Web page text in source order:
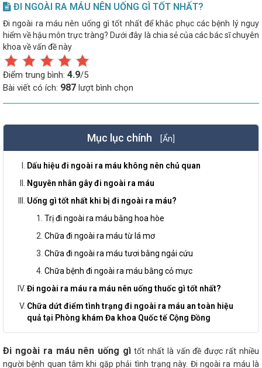
ĐI NGOÀI RA MÁU NÊN UỐNG GÌ TỐT NHẤT?
Đi ngoài ra máu nên uống gì tốt nhất để khắc phục các bệnh lý nguy
hiểm về hậu môn trực tràng? Dưới đây là chia sẻ của các bác sĩ chuyên
khoa về vấn đề này
Điểm trung bình: 4.9/5
Bài viết có ích: 987 lượt bình chọn
Mục lục chính [Ẩn]
Dấu hiệu đi ngoài ra máu không nên chủ quan
Nguyên nhân gây đi ngoài ra máu
Uống gì tốt nhất khi bị đi ngoài ra máu?
Trị đi ngoài ra máu bằng hoa hòe
Chữa đi ngoài ra máu từ lá mơ
Chữa đi ngoài ra máu tươi bằng ngải cứu
Chữa bệnh đi ngoài ra máu bằng cỏ mực
Đi ngoài ra máu ra máu nên uống thuốc gì tốt nhất?
Chữa dứt điểm tình trạng đi ngoài ra máu an toàn hiệu
quả tại Phòng khám Đa khoa Quốc tế Cộng Đồng
Đi ngoài ra máu nên uống gì tốt nhất là vấn đề được rất nhiều
người bệnh quan tâm khi gặp phải tình trạng này. Đi ngoài ra máu là